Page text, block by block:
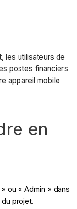
les utilisateurs de
postes financiers
appareil mobile
en
ou « Admin » dans
projet.